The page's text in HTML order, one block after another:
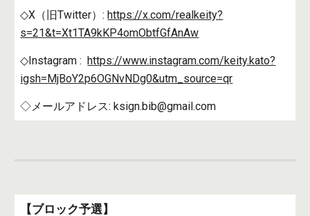
◇X（旧Twitter）:https://x.com/realkeity?
s=21&t=Xt1TA9kKP4omObtfGfAnAw
◇Instagram :https://www.instagram.com/keity.kato?
igsh=MjBoY2p6OGNvNDg0&utm_source=qr
◇メールアドレス: ksign.bib@gmail.com
【ブロック予選】